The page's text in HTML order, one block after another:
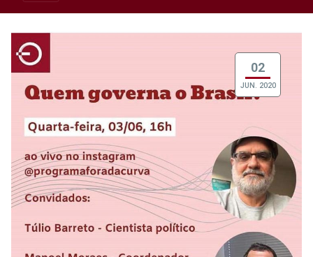
02
JUN. 2020